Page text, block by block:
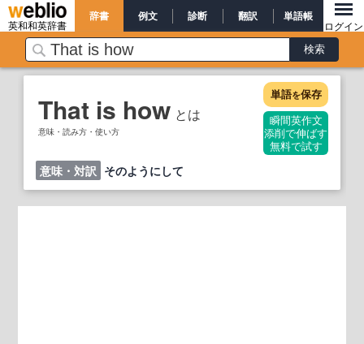
英和和英辞書
辞書 例文 診断 翻訳 単語帳
ログイン
That is how とは
意味・読み方・使い方
単語を保存
瞬間英作文
添削で伸ばす
無料で試す
意味・対訳 そのようにして